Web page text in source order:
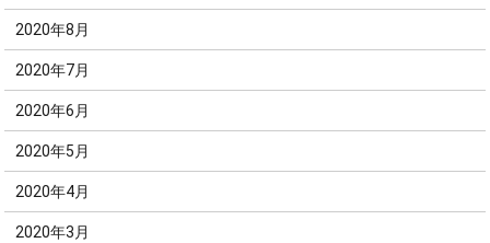
2020年8月
2020年7月
2020年6月
2020年5月
2020年4月
2020年3月